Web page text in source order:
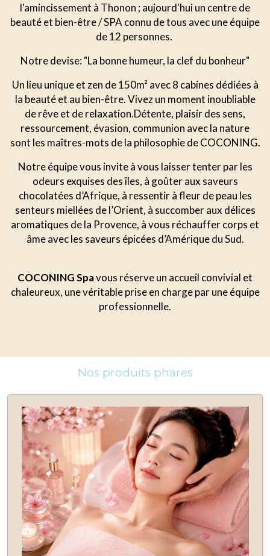
l'amincissement à Thonon ; aujourd'hui un centre de
beauté et bien-être / SPA connu de tous avec une équipe
de 12 personnes.
Notre devise: "La bonne humeur, la clef du bonheur"
Un lieu unique et zen de 150m² avec 8 cabines dédiées à
la beauté et au bien-être. Vivez un moment inoubliable
de rêve et de relaxation.Détente, plaisir des sens,
ressourcement, évasion, communion avec la nature
sont les maîtres-mots de la philosophie de COCONING.
Notre équipe vous invite à vous laisser tenter par les
odeurs exquises des îles, à goûter aux saveurs
chocolatées d’Afrique, à ressentir à fleur de peau les
senteurs miellées de l’Orient, à succomber aux délices
aromatiques de la Provence, à vous réchauffer corps et
âme avec les saveurs épicées d’Amérique du Sud.
COCONING Spavous réserve un accueil convivial et
chaleureux, une véritable prise en charge par une équipe
professionnelle.
Nos produits phares